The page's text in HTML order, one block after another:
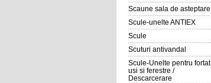
Scaune sala de asteptare
Scule-unelte ANTIEX
Scule
Scuturi antivandal
Scule-Unelte pentru fortat
usi si ferestre /
Descarcerare